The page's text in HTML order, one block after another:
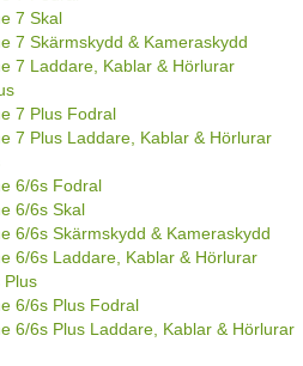
7 Skal
7 Skärmskydd & Kameraskydd
7 Laddare, Kablar & Hörlurar
7 Plus Fodral
7 Plus Laddare, Kablar & Hörlurar
6/6s Fodral
6/6s Skal
6/6s Skärmskydd & Kameraskydd
6/6s Laddare, Kablar & Hörlurar
Plus
6/6s Plus Fodral
6/6s Plus Laddare, Kablar & Hörlurar